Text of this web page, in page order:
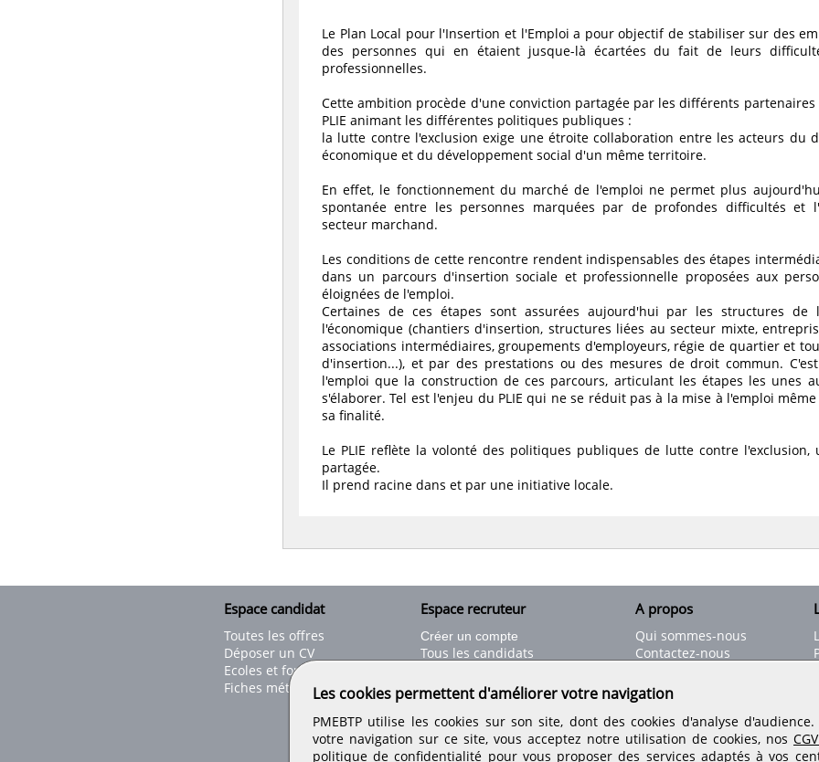
Le Plan Local pour l'Insertion et l'Emploi a pour objectif de stabiliser sur des
des personnes qui en étaient jusque-là écartées du fait de leurs
professionnelles.
Cette ambition procède d'une conviction partagée par les différents
PLIE animant les différentes politiques publiques :
la lutte contre l'exclusion exige une étroite collaboration entre les acteurs du
économique et du développement social d'un même territoire.
En effet, le fonctionnement du marché de l'emploi ne permet plus
spontanée entre les personnes marquées par de profondes difficultés et
secteur marchand.
Les conditions de cette rencontre rendent indispensables des étapes
dans un parcours d'insertion sociale et professionnelle proposées aux
éloignées de l'emploi.
Certaines de ces étapes sont assurées aujourd'hui par les structures de
l'économique (chantiers d'insertion, structures liées au secteur mixte,
associations intermédiaires, groupements d'employeurs, régie de quartier et
d'insertion...), et par des prestations ou des mesures de droit commun.
l'emploi que la construction de ces parcours, articulant les étapes les unes
s'élaborer. Tel est l'enjeu du PLIE qui ne se réduit pas à la mise à l'emploi
sa finalité.
Le PLIE reflète la volonté des politiques publiques de lutte contre l'exclusion,
partagée.
Il prend racine dans et par une initiative locale.
Espace candidat
Toutes les offres
Déposer un CV
Ecoles et formations
Fiches métiers
Espace recruteur
Créer un compte
Tous les candidats
Déposer une offre de stage
Nos tarifs
A propos
Qui sommes-nous
Contactez-nous
Informations légales
Conditions générales
Rejoignez nos équipes
Les cookies permettent d'améliorer votre navigation
PMEBTP utilise les cookies sur son site, dont des cookies d'analyse
votre navigation sur ce site, vous acceptez notre utilisation de cookies, nos
politique de confidentialité pour vous proposer des services adaptés à vos